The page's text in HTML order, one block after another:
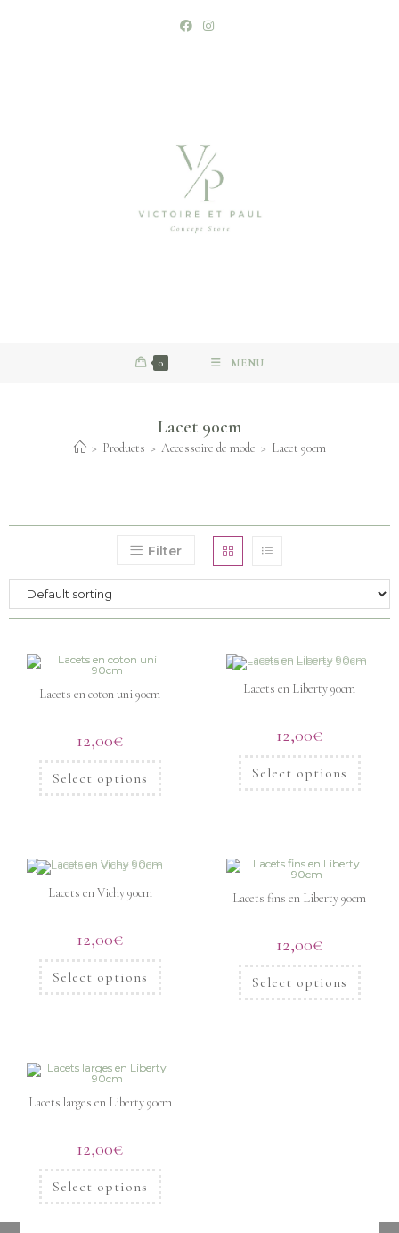
0 MENU
Lacet 90cm
> Products > Accessoire de mode > Lacet 90cm
Filter
Lacets en coton uni 90cm
12,00€
Select options
Lacets en Liberty 90cm
12,00€
Select options
Lacets en Vichy 90cm
12,00€
Select options
Lacets fins en Liberty 90cm
12,00€
Select options
Lacets larges en Liberty 90cm
12,00€
Select options